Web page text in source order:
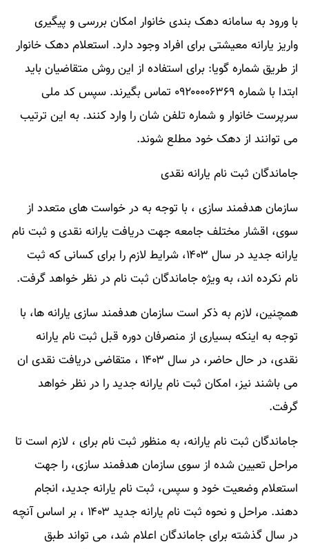
با ورود به سامانه دهک بندی خانوار امکان بررسی و پیگیری
واریز یارانه معیشتی برای افراد وجود دارد. استعلام دهک خانوار
از طریق شماره گویا: برای استفاده از این روش متقاضیان باید
ابتدا با شماره ۰۹۲۰۰۰۰۶۳۶۹ تماس بگیرند. سپس کد ملی
سرپرست خانوار و شماره تلفن شان را وارد کنند. به این ترتیب
می توانند از دهک خود مطلع شوند.
جاماندگان ثبت نام یارانه نقدی
سازمان هدفمند سازی ، با توجه به در خواست های متعدد از
سوی، اقشار مختلف جامعه جهت دریافت یارانه نقدی و ثبت نام
یارانه جدید در سال ۱۴۰۳، شرایط لازم را برای کسانی که ثبت
نام نکرده اند، به ویژه جاماندگان ثبت نام در نظر خواهد گرفت.
همچنین، لازم به ذکر است سازمان هدفمند سازی یارانه ها، با
توجه به اینکه بسیاری از منصرفان دوره قبل ثبت نام یارانه
نقدی، در حال حاضر، در سال ۱۴۰۳ ، متقاضی دریافت نقدی ان
می باشند نیز، امکان ثبت نام یارانه جدید را در نظر خواهد
گرفت.
جاماندگان ثبت نام یارانه، به منظور ثبت نام برای ، لازم است تا
مراحل تعیین شده از سوی سازمان هدفمند سازی، را جهت
استعلام وضعیت خود و سپس، ثبت نام یارانه جدید، انجام
دهند. مراحل و نحوه ثبت نام یارانه جدید ۱۴۰۳ ، بر اساس آنچه
در سال گذشته برای جاماندگان اعلام شد، می تواند طبق